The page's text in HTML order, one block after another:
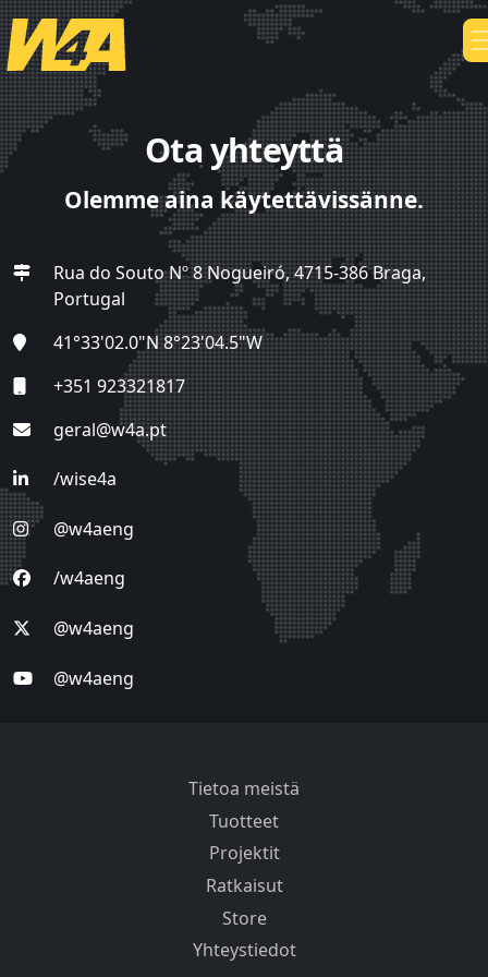
Ota yhteyttä
Olemme aina käytettävissänne.
Rua do Souto Nº 8 Nogueiró, 4715-386 Braga,
Portugal
41°33'02.0"N 8°23'04.5"W
+351 923321817
geral@w4a.pt
/wise4a
@w4aeng
/w4aeng
@w4aeng
@w4aeng
Tietoa meistä
Tuotteet
Projektit
Ratkaisut
Store
Yhteystiedot